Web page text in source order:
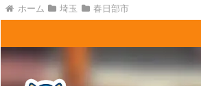
ホーム 埼玉 春日部市